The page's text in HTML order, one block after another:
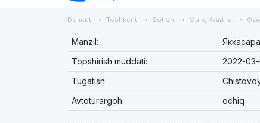
Domtut Toshkent Sotish Mulk, Kvartira
Manzil:
Topshirish muddati:
2022-03-
Tugatish:
Avtoturargoh:
ochiq